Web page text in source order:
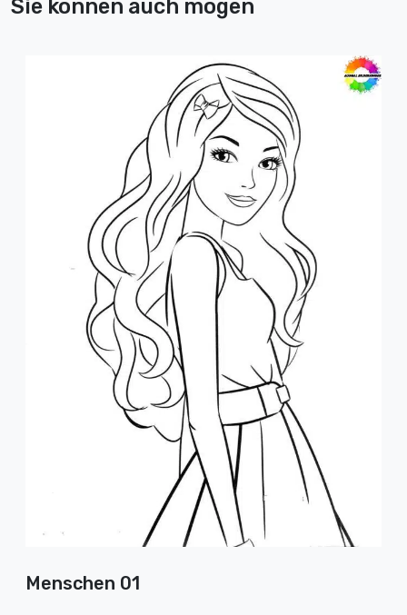
Sie können auch mögen
Menschen 01